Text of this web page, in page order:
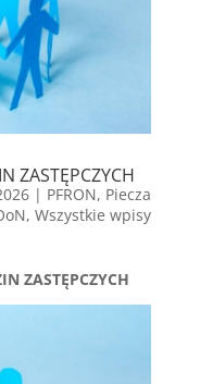
ZASTĘPCZYCH
| PFRON, Piecza
, Wszystkie wpisy
ZASTĘPCZYCH